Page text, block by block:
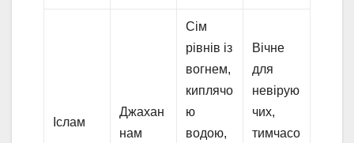
Іслам
Джахан
нам
Сім
рівнів із
вогнем,
киплячо
ю
водою,
Вічне
для
невірую
чих,
тимчасо